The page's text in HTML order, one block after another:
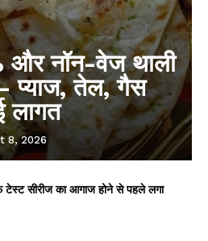
और नॉन-वेज थाली
प्याज, तेल, गैस
लागत
8, 2026
टेस्ट सीरीज का आगाज होने से पहले लगा